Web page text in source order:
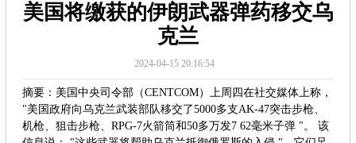
美国将缴获的伊朗武器弹药移交乌
克兰
2024-04-15 20:16:54
摘要：美国中央司令部（CENTCOM）上周四在社交媒体上称，
"美国政府向乌克兰武装部队移交了5000多支AK-47突击步枪、
机枪、狙击步枪、RPG-7火箭筒和50多万发7 62毫米子弹 "。 该